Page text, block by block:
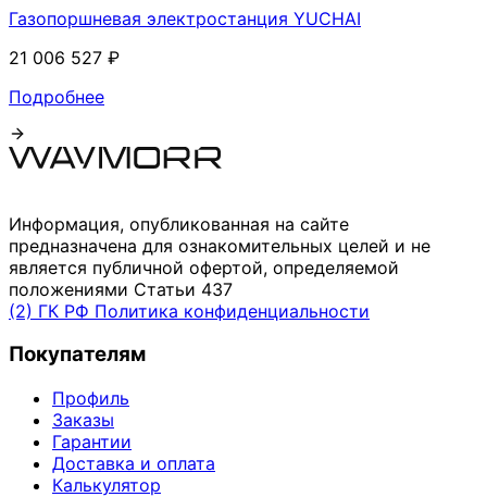
Газопоршневая электростанция YUCHAI
21 006 527 ₽
Подробнее
Информация, опубликованная на сайте
предназначена для ознакомительных целей и не
является публичной офертой, определяемой
положениями Статьи 437
(2) ГК РФ Политика конфиденциальности
Покупателям
Профиль
Заказы
Гарантии
Доставка и оплата
Калькулятор